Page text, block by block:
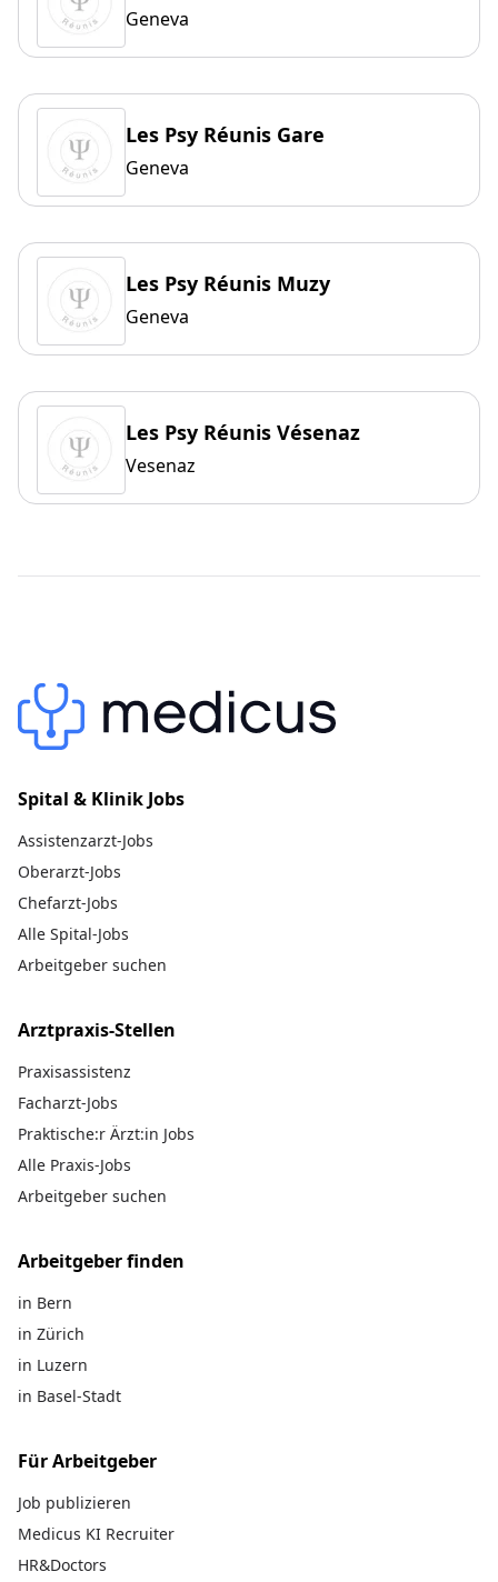
Geneva
Les Psy Réunis Gare
Geneva
Les Psy Réunis Muzy
Geneva
Les Psy Réunis Vésenaz
Vesenaz
Spital & Klinik Jobs
Assistenzarzt-Jobs
Oberarzt-Jobs
Chefarzt-Jobs
Alle Spital-Jobs
Arbeitgeber suchen
Arztpraxis-Stellen
Praxisassistenz
Facharzt-Jobs
Praktische:r Ärzt:in Jobs
Alle Praxis-Jobs
Arbeitgeber suchen
Arbeitgeber finden
in Bern
in Zürich
in Luzern
in Basel-Stadt
Für Arbeitgeber
Job publizieren
Medicus KI Recruiter
HR&Doctors